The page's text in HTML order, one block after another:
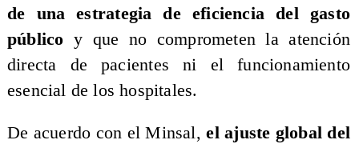
de una estrategia de eficiencia del gasto
público y que no comprometen la atención
directa de pacientes ni el funcionamiento
esencial de los hospitales.
De acuerdo con el Minsal,el ajuste global del